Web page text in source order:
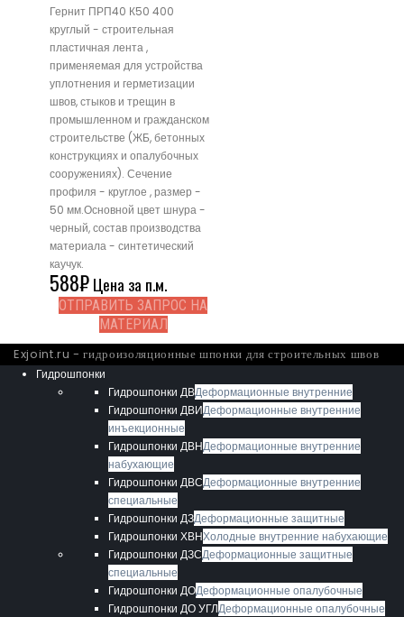
Гернит ПРП40 К50 400
круглый - строительная
пластичная лента ,
применяемая для устройства
уплотнения и герметизации
швов, стыков и трещин в
промышленном и гражданском
строительстве (ЖБ, бетонных
конструкциях и опалубочных
сооружениях). Сечение
профиля - круглое , размер -
50 мм.Основной цвет шнура -
черный, состав производства
материала - синтетический
каучук.
588₽Цена за п.м.
ОТПРАВИТЬ ЗАПРОС НА
МАТЕРИАЛ
Exjoint.ru - гидроизоляционные шпонки для строительных швов
Гидрошпонки
Гидрошпонки ДВДеформационные внутренние
Гидрошпонки ДВИДеформационные внутренние
инъекционные
Гидрошпонки ДВНДеформационные внутренние
набухающие
Гидрошпонки ДВСДеформационные внутренние
специальные
Гидрошпонки ДЗДеформационные защитные
Гидрошпонки ХВНХолодные внутренние набухающие
Гидрошпонки ДЗСДеформационные защитные
специальные
Гидрошпонки ДОДеформационные опалубочные
Гидрошпонки ДО УГЛДеформационные опалубочные